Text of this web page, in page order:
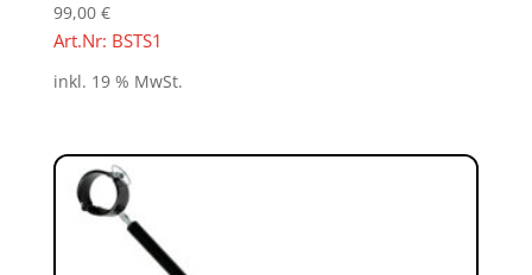
99,00 €
Art.Nr: BSTS1
inkl. 19 % MwSt.